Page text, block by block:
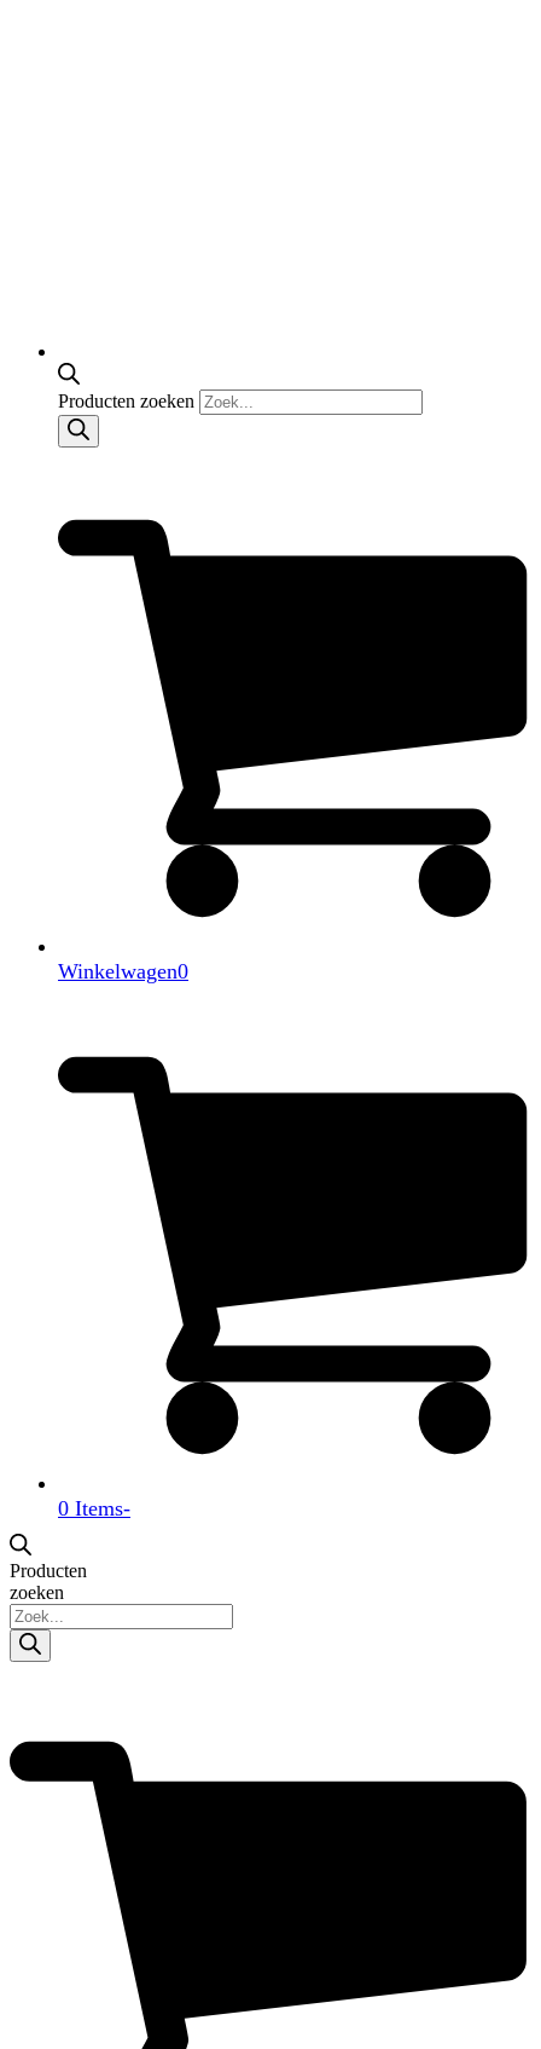
Producten zoeken
Winkelwagen0
0 Items-
Producten
zoeken